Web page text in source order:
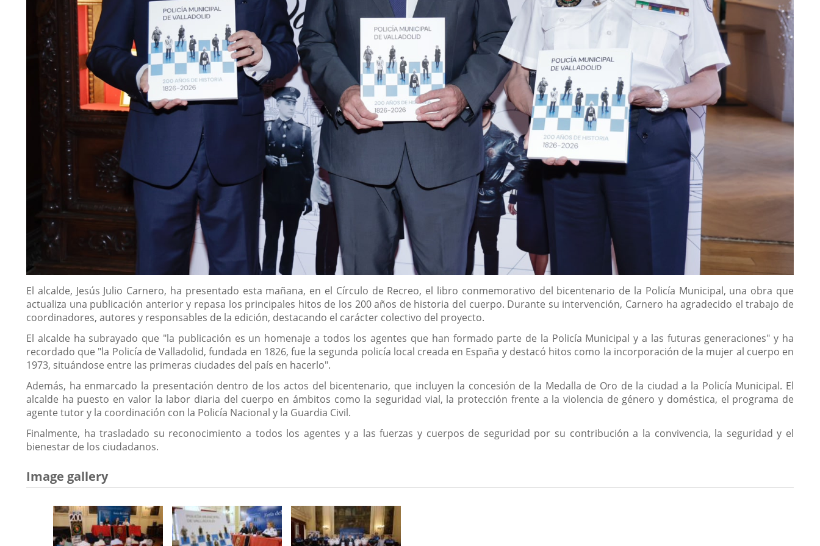
Descripción
El alcalde, Jesús Julio Carnero, ha presentado esta mañana, en el Círculo de Recreo, el libro conmemorativo del bicentenario de la Policía Municipal, una obra que
actualiza una publicación anterior y repasa los principales hitos de los 200 años de historia del cuerpo. Durante su intervención, Carnero ha agradecido el trabajo de
coordinadores, autores y responsables de la edición, destacando el carácter colectivo del proyecto.
El alcalde ha subrayado que "la publicación es un homenaje a todos los agentes que han formado parte de la Policía Municipal y a las futuras generaciones" y ha
recordado que "la Policía de Valladolid, fundada en 1826, fue la segunda policía local creada en España y destacó hitos como la incorporación de la mujer al cuerpo en
1973, situándose entre las primeras ciudades del país en hacerlo".
Además, ha enmarcado la presentación dentro de los actos del bicentenario, que incluyen la concesión de la Medalla de Oro de la ciudad a la Policía Municipal. El
alcalde ha puesto en valor la labor diaria del cuerpo en ámbitos como la seguridad vial, la protección frente a la violencia de género y doméstica, el programa de
agente tutor y la coordinación con la Policía Nacional y la Guardia Civil.
Finalmente, ha trasladado su reconocimiento a todos los agentes y a las fuerzas y cuerpos de seguridad por su contribución a la convivencia, la seguridad y el
bienestar de los ciudadanos.
Image gallery